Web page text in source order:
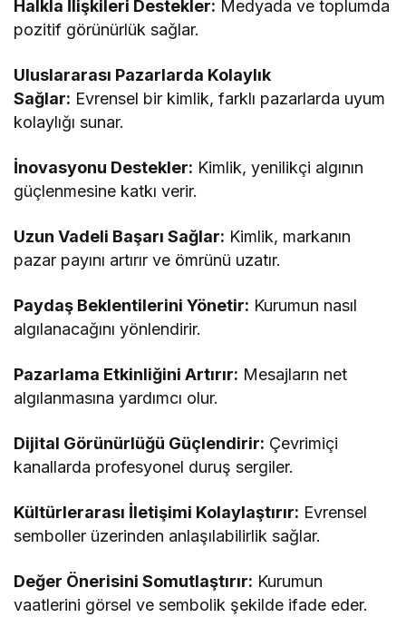
Halkla İlişkileri Destekler: Medyada ve toplumda
pozitif görünürlük sağlar.
Uluslararası Pazarlarda Kolaylık
Sağlar: Evrensel bir kimlik, farklı pazarlarda uyum
kolaylığı sunar.
İnovasyonu Destekler: Kimlik, yenilikçi algının
güçlenmesine katkı verir.
Uzun Vadeli Başarı Sağlar: Kimlik, markanın
pazar payını artırır ve ömrünü uzatır.
Paydaş Beklentilerini Yönetir: Kurumun nasıl
algılanacağını yönlendirir.
Pazarlama Etkinliğini Artırır: Mesajların net
algılanmasına yardımcı olur.
Dijital Görünürlüğü Güçlendirir: Çevrimiçi
kanallarda profesyonel duruş sergiler.
Kültürlerarası İletişimi Kolaylaştırır: Evrensel
semboller üzerinden anlaşılabilirlik sağlar.
Değer Önerisini Somutlaştırır: Kurumun
vaatlerini görsel ve sembolik şekilde ifade eder.